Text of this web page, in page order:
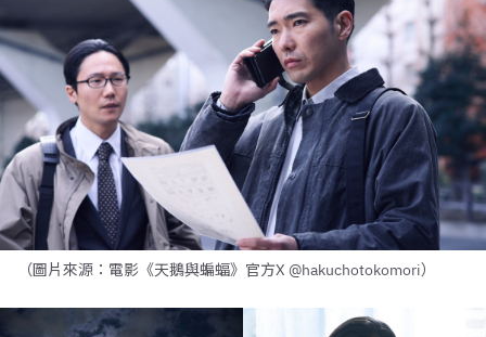
（圖片來源：電影《天鵝與蝙蝠》官方X @hakuchotokomori）